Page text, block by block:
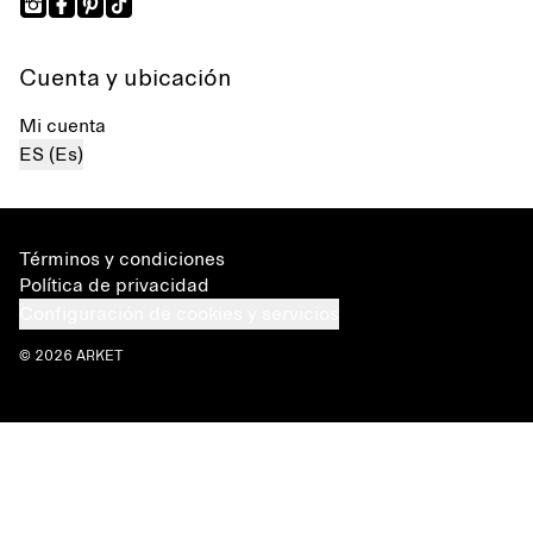
Cuenta y ubicación
Mi cuenta
ES (Es)
Términos y condiciones
Política de privacidad
© 2026 ARKET